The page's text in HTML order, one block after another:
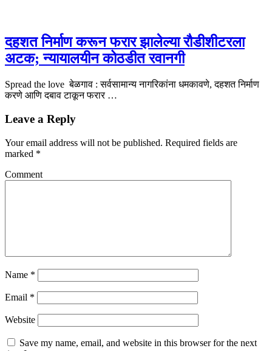
दहशत निर्माण करून फरार झालेल्या रौडीशीटरला
अटक; न्यायालयीन कोठडीत रवानगी
Spread the love बेळगाव : सर्वसामान्य नागरिकांना धमकावणे, दहशत निर्माण
करणे आणि दबाव टाकून फरार …
Leave a Reply
Your email address will not be published. Required fields are
marked *
Comment
Name *
Email *
Website
Save my name, email, and website in this browser for the next